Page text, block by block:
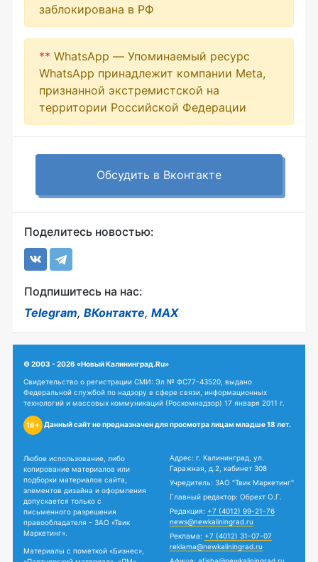
заблокирована в РФ
** WhatsApp — Упоминаемый ресурс
WhatsApp принадлежит компании Meta,
признанной экстремистской на
территории Российской Федерации
Обсудить в Вконтакте
Поделитесь новостью:
Подпишитесь на нас:
Telegram, ВКонтакте, MAX
© 2003 - 2026 «Новый Калининград.Ru»
Свидетельство о регистрации СМИ: Эл № ФС77-43520, выдано
Федеральной службой по надзору в сфере связи, информационных
технологий и массовых коммуникаций (Роскомнадзор) 17 января 2011 г.
18+ Данный сайт не предназначен для просмотра лицам младше 18 лет.
Любое использование, либо
копирование материалов или
подборки материалов сайта,
элементов дизайна и оформления
допускается только с
письменного разрешения
правообладателя - ЗАО «Твик
Маркетинг».
Материалы с пометкой «Бизнес»,
Адрес: г. Калининград, ул.
Гаражная, д.2, кабинет 308
Учредитель: ЗАО "Твик Маркетинг"
Главный редактор: Обрехт О.Г.
Редакция: +7 (4012) 99-21-76
news@newkaliningrad.ru
Реклама: +7 (4012) 31-07-07
reklama@newkaliningrad.ru